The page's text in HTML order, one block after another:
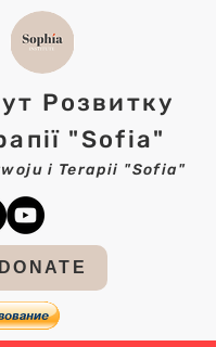
Розвитку
"Sofia"
i Terapii "Sofia"
DONATE